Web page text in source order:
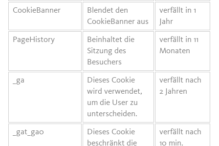
CookieBanner
Blendet den
CookieBanner aus
verfällt in 1
Jahr
PageHistory
Beinhaltet die
Sitzung des
Besuchers
verfällt in 11
Monaten
_ga
Dieses Cookie
wird verwendet,
um die User zu
unterscheiden.
verfällt nach
2 Jahren
_gat_ga0
Dieses Cookie
beschränkt die
verfällt nach
10 min.